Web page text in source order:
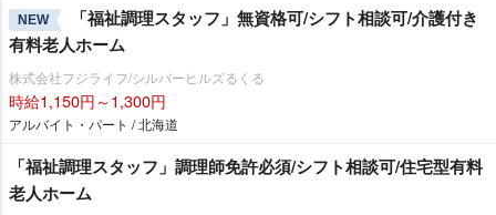
NEW
「福祉調理スタッフ」無資格可/シフト相談可/介護付き
有料老人ホーム
株式会社フジライフ/シルバーヒルズるくる
時給1,150円～1,300円
アルバイト・パート / 北海道
「福祉調理スタッフ」調理師免許必須/シフト相談可/住宅型有料
老人ホーム